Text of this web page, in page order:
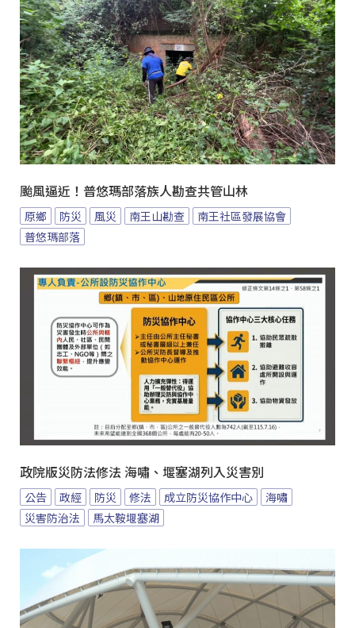
颱風逼近！普悠瑪部落族人勘查共管山林
原鄉 防災 風災 南王山勘查
南王社區發展協會
普悠瑪部落
政院版災防法修法 海嘯、堰塞湖列入災害別
公告 政經 防災 修法 成立防災協作中心
海嘯
災害防治法
馬太鞍堰塞湖